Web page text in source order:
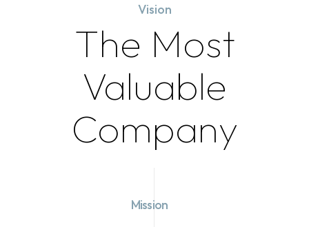
Vision
The Most
Valuable
Company
Mission